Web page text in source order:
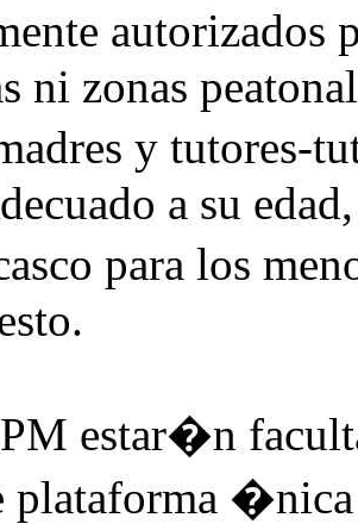
ni zonas
y tutores-
a su
para los
estar�n
plataforma